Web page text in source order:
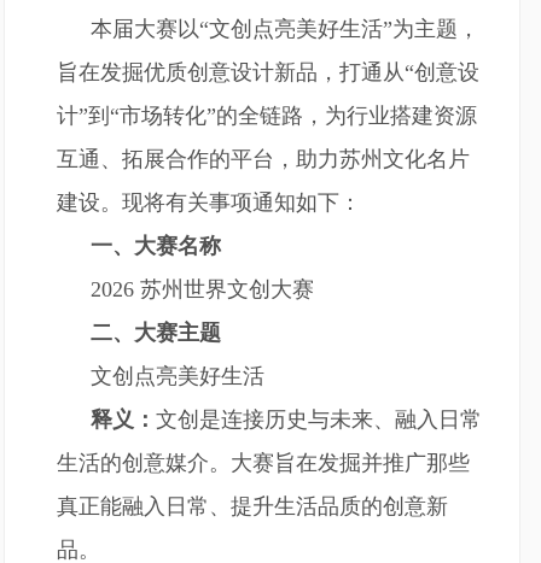
本届大赛以“文创点亮美好生活”为主题，
旨在发掘优质创意设计新品，打通从“创意设
计”到“市场转化”的全链路，为行业搭建资源
互通、拓展合作的平台，助力苏州文化名片
建设。现将有关事项通知如下：
一、大赛名称
2026 苏州世界文创大赛
二、大赛主题
文创点亮美好生活
释义： 文创是连接历史与未来、融入日常
生活的创意媒介。大赛旨在发掘并推广那些
真正能融入日常、提升生活品质的创意新
品。